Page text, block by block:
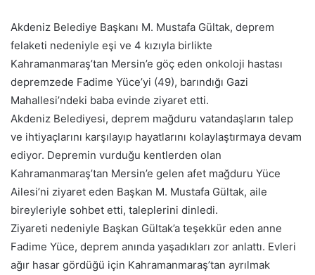
Akdeniz Belediye Başkanı M. Mustafa Gültak, deprem
felaketi nedeniyle eşi ve 4 kızıyla birlikte
Kahramanmaraş’tan Mersin’e göç eden onkoloji hastası
depremzede Fadime Yüce’yi (49), barındığı Gazi
Mahallesi’ndeki baba evinde ziyaret etti.
Akdeniz Belediyesi, deprem mağduru vatandaşların talep
ve ihtiyaçlarını karşılayıp hayatlarını kolaylaştırmaya devam
ediyor. Depremin vurduğu kentlerden olan
Kahramanmaraş’tan Mersin’e gelen afet mağduru Yüce
Ailesi’ni ziyaret eden Başkan M. Mustafa Gültak, aile
bireyleriyle sohbet etti, taleplerini dinledi.
Ziyareti nedeniyle Başkan Gültak’a teşekkür eden anne
Fadime Yüce, deprem anında yaşadıkları zor anlattı. Evleri
ağır hasar gördüğü için Kahramanmaraş’tan ayrılmak